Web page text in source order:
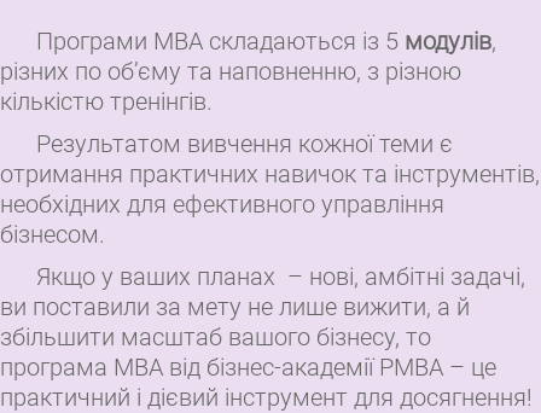
Програми МВА складаються із 5 модулів,
різних по об’єму та наповненню, з різною
кількістю тренінгів.
Результатом вивчення кожної теми є
отримання практичних навичок та інструментів,
необхідних для ефективного управління
бізнесом.
Якщо у ваших планах – нові, амбітні задачі,
ви поставили за мету не лише вижити, а й
збільшити масштаб вашого бізнесу, то
програма МВА від бізнес-академії РМВА – це
практичний і дієвий інструмент для досягнення!